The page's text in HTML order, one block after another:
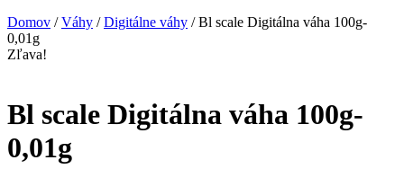
Domov /Váhy /Digitálne váhy / Bl scale Digitálna váha 100g-
0,01g
Zľava!
Bl scale Digitálna váha 100g-
0,01g